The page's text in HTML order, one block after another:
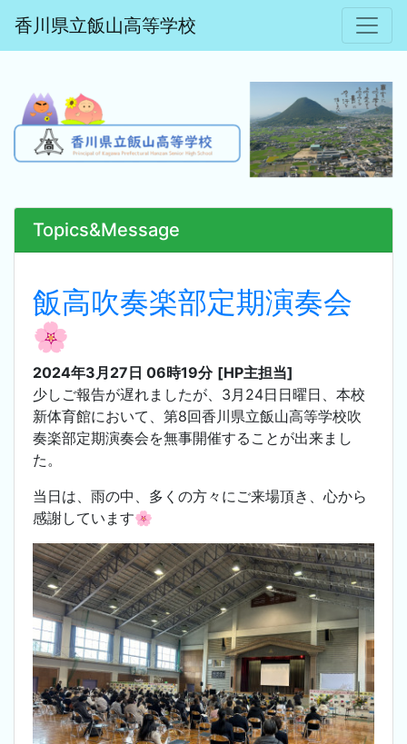
香川県立飯山高等学校
Topics&Message
飯高吹奏楽部定期演奏会
🌸
2024年3月27日 06時19分 [HP主担当]
少しご報告が遅れましたが、3月24日日曜日、本校
新体育館において、第8回香川県立飯山高等学校吹
奏楽部定期演奏会を無事開催することが出来まし
た。
当日は、雨の中、多くの方々にご来場頂き、心から
感謝しています🌸